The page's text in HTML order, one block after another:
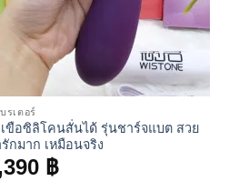
บรเตอร์
ขือซิลิโคนสั่นได้ รุ่นชาร์จแบต สวย
กมาก เหมือนจริง
฿